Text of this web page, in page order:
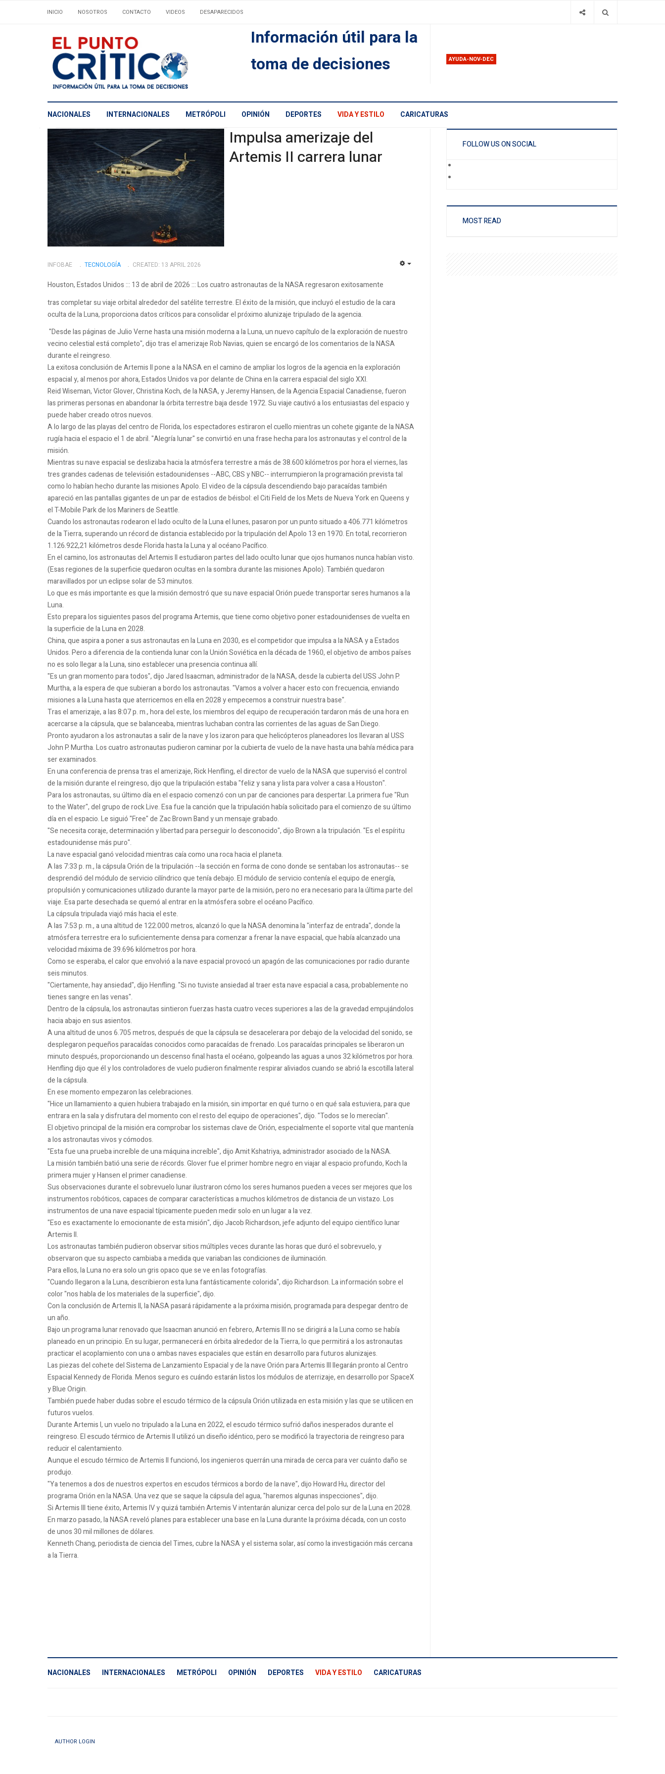
INICIO NOSOTROS CONTACTO VIDEOS DESAPARECIDOS
Información útil para la
toma de decisiones
AYUDA-NOV-DEC
NACIONALES INTERNACIONALES METRÓPOLI OPINIÓN DEPORTES VIDA Y ESTILO CARICATURAS
Impulsa amerizaje del
Artemis II carrera lunar
INFOBAE TECNOLOGÍ­A CREATED: 13 APRIL 2026
Houston, Estados Unidos ::: 13 de abril de 2026 ::: Los cuatro astronautas de la NASA regresaron exitosamente
tras completar su viaje orbital alrededor del satélite terrestre. El éxito de la misión, que incluyó el estudio de la cara
oculta de la Luna, proporciona datos críticos para consolidar el próximo alunizaje tripulado de la agencia.
"Desde las páginas de Julio Verne hasta una misión moderna a la Luna, un nuevo capítulo de la exploración de nuestro
vecino celestial está completo", dijo tras el amerizaje Rob Navias, quien se encargó de los comentarios de la NASA
durante el reingreso.
La exitosa conclusión de Artemis II pone a la NASA en el camino de ampliar los logros de la agencia en la exploración
espacial y, al menos por ahora, Estados Unidos va por delante de China en la carrera espacial del siglo XXI.
Reid Wiseman, Victor Glover, Christina Koch, de la NASA, y Jeremy Hansen, de la Agencia Espacial Canadiense, fueron
las primeras personas en abandonar la órbita terrestre baja desde 1972. Su viaje cautivó a los entusiastas del espacio y
puede haber creado otros nuevos.
A lo largo de las playas del centro de Florida, los espectadores estiraron el cuello mientras un cohete gigante de la NASA
rugía hacia el espacio el 1 de abril. "Alegría lunar" se convirtió en una frase hecha para los astronautas y el control de la
misión.
Mientras su nave espacial se deslizaba hacia la atmósfera terrestre a más de 38.600 kilómetros por hora el viernes, las
tres grandes cadenas de televisión estadounidenses --ABC, CBS y NBC-- interrumpieron la programación prevista tal
como lo habían hecho durante las misiones Apolo. El video de la cápsula descendiendo bajo paracaídas también
apareció en las pantallas gigantes de un par de estadios de béisbol: el Citi Field de los Mets de Nueva York en Queens y
el T-Mobile Park de los Mariners de Seattle.
Cuando los astronautas rodearon el lado oculto de la Luna el lunes, pasaron por un punto situado a 406.771 kilómetros
de la Tierra, superando un récord de distancia establecido por la tripulación del Apolo 13 en 1970. En total, recorrieron
1.126.922,21 kilómetros desde Florida hasta la Luna y al océano Pacífico.
En el camino, los astronautas del Artemis II estudiaron partes del lado oculto lunar que ojos humanos nunca habían visto.
(Esas regiones de la superficie quedaron ocultas en la sombra durante las misiones Apolo). También quedaron
maravillados por un eclipse solar de 53 minutos.
Lo que es más importante es que la misión demostró que su nave espacial Orión puede transportar seres humanos a la
Luna.
Esto prepara los siguientes pasos del programa Artemis, que tiene como objetivo poner estadounidenses de vuelta en
la superficie de la Luna en 2028.
China, que aspira a poner a sus astronautas en la Luna en 2030, es el competidor que impulsa a la NASA y a Estados
Unidos. Pero a diferencia de la contienda lunar con la Unión Soviética en la década de 1960, el objetivo de ambos países
no es solo llegar a la Luna, sino establecer una presencia continua allí.
"Es un gran momento para todos", dijo Jared Isaacman, administrador de la NASA, desde la cubierta del USS John P.
Murtha, a la espera de que subieran a bordo los astronautas. "Vamos a volver a hacer esto con frecuencia, enviando
misiones a la Luna hasta que aterricemos en ella en 2028 y empecemos a construir nuestra base".
Tras el amerizaje, a las 8:07 p. m., hora del este, los miembros del equipo de recuperación tardaron más de una hora en
acercarse a la cápsula, que se balanceaba, mientras luchaban contra las corrientes de las aguas de San Diego.
Pronto ayudaron a los astronautas a salir de la nave y los izaron para que helicópteros planeadores los llevaran al USS
John P. Murtha. Los cuatro astronautas pudieron caminar por la cubierta de vuelo de la nave hasta una bahía médica para
ser examinados.
En una conferencia de prensa tras el amerizaje, Rick Henfling, el director de vuelo de la NASA que supervisó el control
de la misión durante el reingreso, dijo que la tripulación estaba "feliz y sana y lista para volver a casa a Houston".
Para los astronautas, su último día en el espacio comenzó con un par de canciones para despertar. La primera fue "Run
to the Water", del grupo de rock Live. Esa fue la canción que la tripulación había solicitado para el comienzo de su último
día en el espacio. Le siguió "Free" de Zac Brown Band y un mensaje grabado.
"Se necesita coraje, determinación y libertad para perseguir lo desconocido", dijo Brown a la tripulación. "Es el espíritu
estadounidense más puro".
La nave espacial ganó velocidad mientras caía como una roca hacia el planeta.
A las 7:33 p. m., la cápsula Orión de la tripulación --la sección en forma de cono donde se sentaban los astronautas-- se
desprendió del módulo de servicio cilíndrico que tenía debajo. El módulo de servicio contenía el equipo de energía,
propulsión y comunicaciones utilizado durante la mayor parte de la misión, pero no era necesario para la última parte del
viaje. Esa parte desechada se quemó al entrar en la atmósfera sobre el océano Pacífico.
La cápsula tripulada viajó más hacia el este.
A las 7:53 p. m., a una altitud de 122.000 metros, alcanzó lo que la NASA denomina la "interfaz de entrada", donde la
atmósfera terrestre era lo suficientemente densa para comenzar a frenar la nave espacial, que había alcanzado una
velocidad máxima de 39.696 kilómetros por hora.
Como se esperaba, el calor que envolvió a la nave espacial provocó un apagón de las comunicaciones por radio durante
seis minutos.
"Ciertamente, hay ansiedad", dijo Henfling. "Si no tuviste ansiedad al traer esta nave espacial a casa, probablemente no
tienes sangre en las venas".
Dentro de la cápsula, los astronautas sintieron fuerzas hasta cuatro veces superiores a las de la gravedad empujándolos
hacia abajo en sus asientos.
A una altitud de unos 6.705 metros, después de que la cápsula se desacelerara por debajo de la velocidad del sonido, se
desplegaron pequeños paracaídas conocidos como paracaídas de frenado. Los paracaídas principales se liberaron un
minuto después, proporcionando un descenso final hasta el océano, golpeando las aguas a unos 32 kilómetros por hora.
Henfling dijo que él y los controladores de vuelo pudieron finalmente respirar aliviados cuando se abrió la escotilla lateral
de la cápsula.
En ese momento empezaron las celebraciones.
"Hice un llamamiento a quien hubiera trabajado en la misión, sin importar en qué turno o en qué sala estuviera, para que
entrara en la sala y disfrutara del momento con el resto del equipo de operaciones", dijo. "Todos se lo merecían".
El objetivo principal de la misión era comprobar los sistemas clave de Orión, especialmente el soporte vital que mantenía
a los astronautas vivos y cómodos.
"Esta fue una prueba increíble de una máquina increíble", dijo Amit Kshatriya, administrador asociado de la NASA.
La misión también batió una serie de récords. Glover fue el primer hombre negro en viajar al espacio profundo, Koch la
primera mujer y Hansen el primer canadiense.
Sus observaciones durante el sobrevuelo lunar ilustraron cómo los seres humanos pueden a veces ser mejores que los
instrumentos robóticos, capaces de comparar características a muchos kilómetros de distancia de un vistazo. Los
instrumentos de una nave espacial típicamente pueden medir solo en un lugar a la vez.
"Eso es exactamente lo emocionante de esta misión", dijo Jacob Richardson, jefe adjunto del equipo científico lunar
Artemis II.
Los astronautas también pudieron observar sitios múltiples veces durante las horas que duró el sobrevuelo, y
observaron que su aspecto cambiaba a medida que variaban las condiciones de iluminación.
Para ellos, la Luna no era solo un gris opaco que se ve en las fotografías.
"Cuando llegaron a la Luna, describieron esta luna fantásticamente colorida", dijo Richardson. La información sobre el
color "nos habla de los materiales de la superficie", dijo.
Con la conclusión de Artemis II, la NASA pasará rápidamente a la próxima misión, programada para despegar dentro de
un año.
Bajo un programa lunar renovado que Isaacman anunció en febrero, Artemis III no se dirigirá a la Luna como se había
planeado en un principio. En su lugar, permanecerá en órbita alrededor de la Tierra, lo que permitirá a los astronautas
practicar el acoplamiento con una o ambas naves espaciales que están en desarrollo para futuros alunizajes.
Las piezas del cohete del Sistema de Lanzamiento Espacial y de la nave Orión para Artemis III llegarán pronto al Centro
Espacial Kennedy de Florida. Menos seguro es cuándo estarán listos los módulos de aterrizaje, en desarrollo por SpaceX
y Blue Origin.
También puede haber dudas sobre el escudo térmico de la cápsula Orión utilizada en esta misión y las que se utilicen en
futuros vuelos.
Durante Artemis I, un vuelo no tripulado a la Luna en 2022, el escudo térmico sufrió daños inesperados durante el
reingreso. El escudo térmico de Artemis II utilizó un diseño idéntico, pero se modificó la trayectoria de reingreso para
reducir el calentamiento.
Aunque el escudo térmico de Artemis II funcionó, los ingenieros querrán una mirada de cerca para ver cuánto daño se
produjo.
"Ya tenemos a dos de nuestros expertos en escudos térmicos a bordo de la nave", dijo Howard Hu, director del
programa Orión en la NASA. Una vez que se saque la cápsula del agua, "haremos algunas inspecciones", dijo.
Si Artemis III tiene éxito, Artemis IV y quizá también Artemis V intentarán alunizar cerca del polo sur de la Luna en 2028.
En marzo pasado, la NASA reveló planes para establecer una base en la Luna durante la próxima década, con un costo
de unos 30 mil millones de dólares.
Kenneth Chang, periodista de ciencia del Times, cubre la NASA y el sistema solar, así como la investigación más cercana
a la Tierra.
FOLLOW US ON SOCIAL
MOST READ
NACIONALES INTERNACIONALES METRÓPOLI OPINIÓN DEPORTES VIDA Y ESTILO CARICATURAS
AUTHOR LOGIN